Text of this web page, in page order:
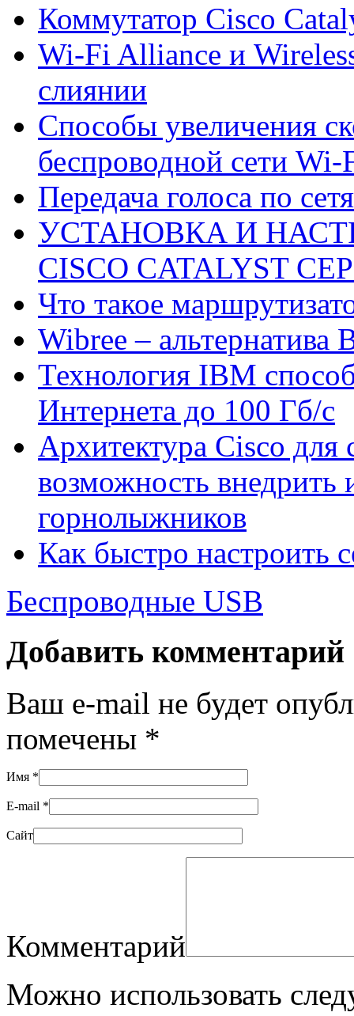
Коммутатор Cisco
Wi-Fi Alliance и
слиянии
Способы увеличения
беспроводной сети Wi-
Передача голоса по
УСТАНОВКА И
CISCO CATALYST
Что такое
Wibree – альтернатива
Технология IBM
Интернета до 100 Гб/с
Архитектура Cisco для
возможность внедрить
горнолыжников
Как быстро настроить
Беспроводные USB
Добавить комментарий
Ваш e-mail не будет
помечены *
Имя *
E-mail *
Сайт
Комментарий
Можно использовать